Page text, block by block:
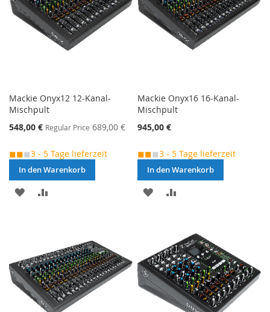
Mackie Onyx12 12-Kanal-
Mischpult
Special
548,00 € Regular Price 689,00 €
◼◼◼3 - 5 Tage lieferzeit
In den Warenkorb
MERKEN
Mackie Onyx16 16-Kanal-
Mischpult
945,00 €
◼◼◼3 - 5 Tage lieferzeit
In den Warenkorb
MERKEN
HINZUFÜGEN